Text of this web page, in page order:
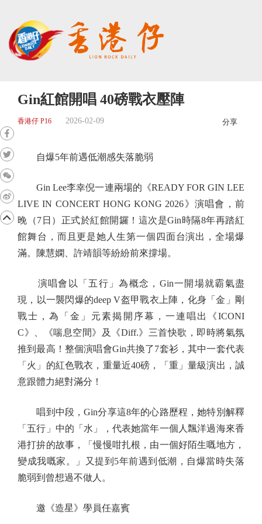
Gin紅館開唱 40磅戰衣壓陣
香港仔 P16 2026-02-09 分享
自爆5年前遇低潮感失落脆弱
Gin Lee李幸倪一連兩場的《READY FOR GIN LEE
LIVE IN CONCERT HONG KONG 2026》演唱會，前
晚（7日）正式於紅館開鑼！這次是Gin時隔8年再踏紅
館舞台，而且更是她人生第一個四面台演出，全場爆
滿。陳慧嫻、許靖韻等紛紛前來撐場。
演唱會以「五行」為概念，Gin一開場就霸氣盡
現，以一襲閃爆的deep V盔甲戰衣上陣，化身「金」剛
戰士，為「金」元素揭開序幕，一連唱出《ICONI
C》、《喘息空間》及《Diff.》三首快歌，即時將氣氛
推到最高！整個演唱會Gin共換了7套衫，其中一套代表
「火」的紅色戰衣，重量近40磅，「重」量級演出，誠
意跟體力絕對滿分！
唱到中段，Gin分享這8年的心路歷程，她特別解釋
「五行」中的「水」，代表她當年一個人飄洋過海來香
港打拚的故事，「慢慢咁扎根，由一個好陌生嘅地方，
變成我嘅家。」又提到5年前遇到低潮，自爆當時失落
脆弱到曾想過不做人。
邀《造星》學員任嘉賓